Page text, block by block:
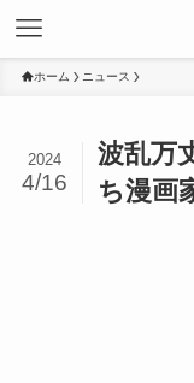
ホーム ニュース
波乱万
ち漫画
2024
4/16